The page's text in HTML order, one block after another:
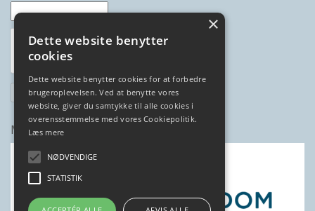
Medlem af
Dette website benytter
cookies
Dette website benytter cookies for at forbedre
brugeroplevelsen. Ved at benytte vores
website, giver du samtykke til alle cookies i
overensstemmelse med vores Cookiepolitik.
Læs mere
NØDVENDIGE
STATISTIK
×